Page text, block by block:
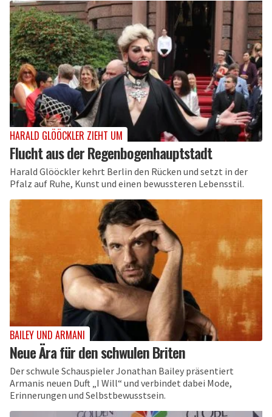
HARALD GLÖÖCKLER ZIEHT UM
Flucht aus der Regenbogenhauptstadt
Harald Glööckler kehrt Berlin den Rücken und setzt in der
Pfalz auf Ruhe, Kunst und einen bewussteren Lebensstil.
BAILEY UND ARMANI
Neue Ära für den schwulen Briten
Der schwule Schauspieler Jonathan Bailey präsentiert
Armanis neuen Duft „I Will“ und verbindet dabei Mode,
Erinnerungen und Selbstbewusstsein.